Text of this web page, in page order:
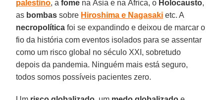
palestino, afome na Ásia e na África, o Holocausto,
as bombassobre Hiroshima e Nagasaki etc. A
necropolítica foi se expandindo e deixou de marcar o
fio da história com eventos isolados para se assentar
como um risco global no século XXI, sobretudo
depois da pandemia. Ninguém mais está seguro,
todos somos possíveis pacientes zero.